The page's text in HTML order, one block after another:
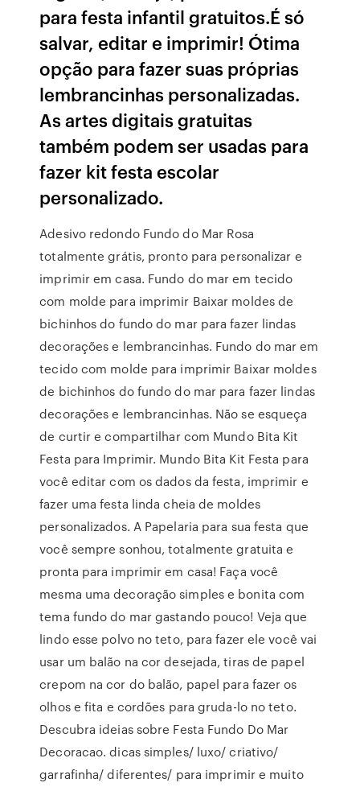
para festa infantil gratuitos.É só
salvar, editar e imprimir! Ótima
opção para fazer suas próprias
lembrancinhas personalizadas.
As artes digitais gratuitas
também podem ser usadas para
fazer kit festa escolar
personalizado.
Adesivo redondo Fundo do Mar Rosa
totalmente grátis, pronto para personalizar e
imprimir em casa. Fundo do mar em tecido
com molde para imprimir Baixar moldes de
bichinhos do fundo do mar para fazer lindas
decorações e lembrancinhas. Fundo do mar em
tecido com molde para imprimir Baixar moldes
de bichinhos do fundo do mar para fazer lindas
decorações e lembrancinhas. Não se esqueça
de curtir e compartilhar com Mundo Bita Kit
Festa para Imprimir. Mundo Bita Kit Festa para
você editar com os dados da festa, imprimir e
fazer uma festa linda cheia de moldes
personalizados. A Papelaria para sua festa que
você sempre sonhou, totalmente gratuita e
pronta para imprimir em casa! Faça você
mesma uma decoração simples e bonita com
tema fundo do mar gastando pouco! Veja que
lindo esse polvo no teto, para fazer ele você vai
usar um balão na cor desejada, tiras de papel
crepom na cor do balão, papel para fazer os
olhos e fita e cordões para gruda-lo no teto.
Descubra ideias sobre Festa Fundo Do Mar
Decoracao. dicas simples/ luxo/ criativo/
garrafinha/ diferentes/ para imprimir e muito